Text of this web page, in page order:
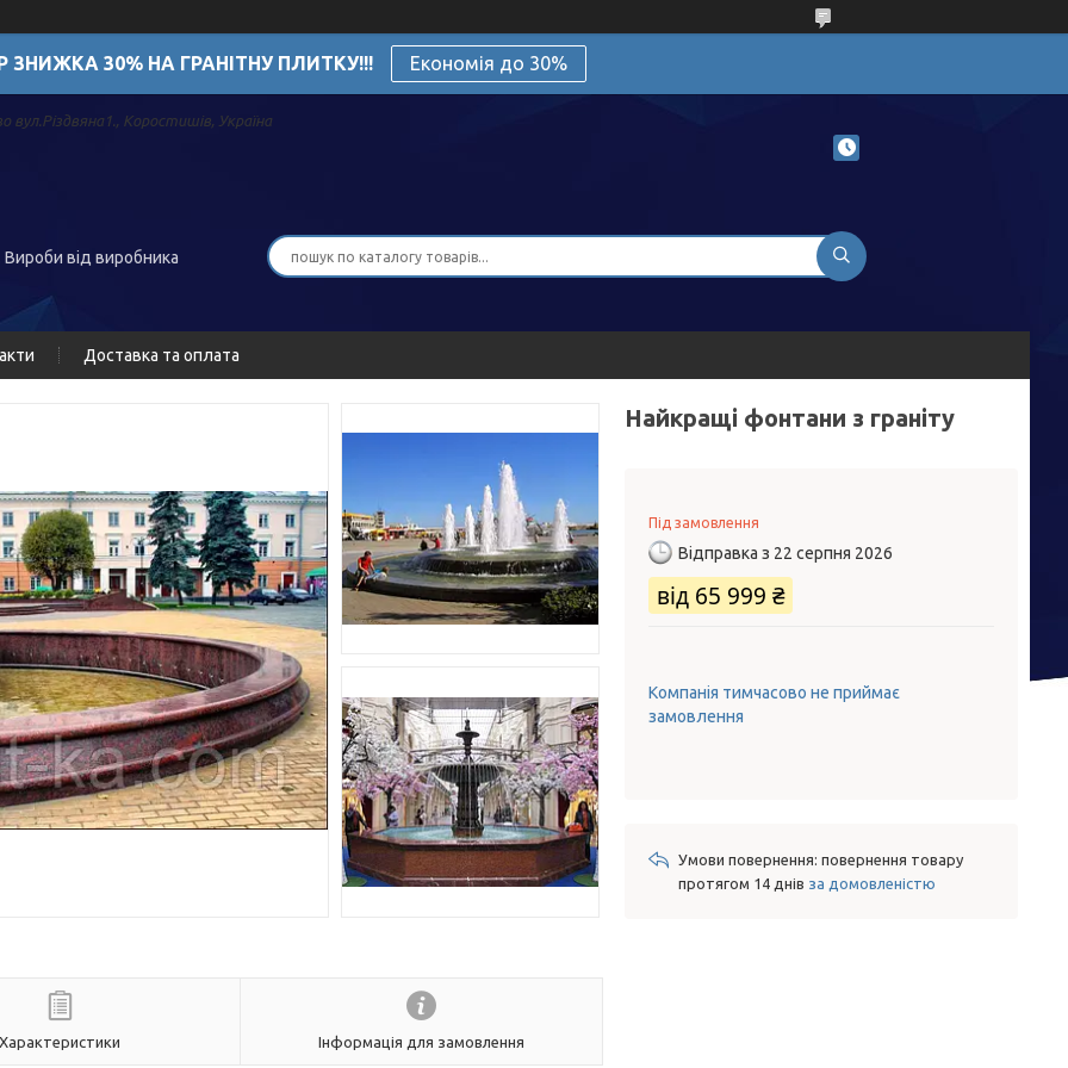
ЗНИЖКА 30% НА ГРАНІТНУ ПЛИТКУ!!! Економія до 30%
Коростишів, Україна
Вироби від виробника
Доставка та оплата
Характеристики Інформація для замовлення
Найкращі фонтани з граніту
Під замовлення
Відправка з 22 серпня 2026
від 65 999 ₴
Компанія тимчасово не приймає
замовлення
повернення товару
протягом 14 днів за домовленістю